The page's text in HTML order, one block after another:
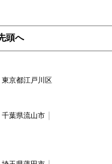
頭へ
東京都江戸川区
千葉県流山市